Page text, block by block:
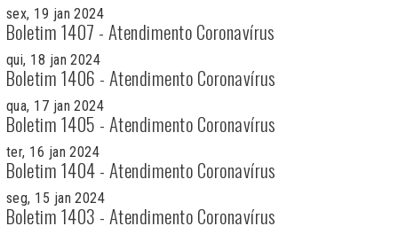
sex, 19 jan 2024
Boletim 1407 - Atendimento Coronavírus
qui, 18 jan 2024
Boletim 1406 - Atendimento Coronavírus
qua, 17 jan 2024
Boletim 1405 - Atendimento Coronavírus
ter, 16 jan 2024
Boletim 1404 - Atendimento Coronavírus
seg, 15 jan 2024
Boletim 1403 - Atendimento Coronavírus